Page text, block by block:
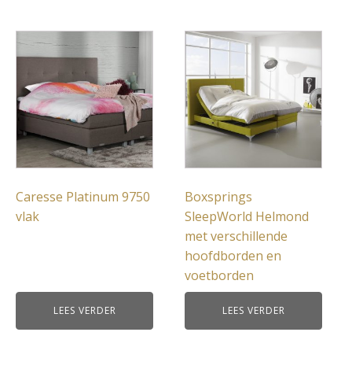
Caresse Platinum 9750
vlak
LEES VERDER
Boxsprings
SleepWorld Helmond
met verschillende
hoofdborden en
voetborden
LEES VERDER